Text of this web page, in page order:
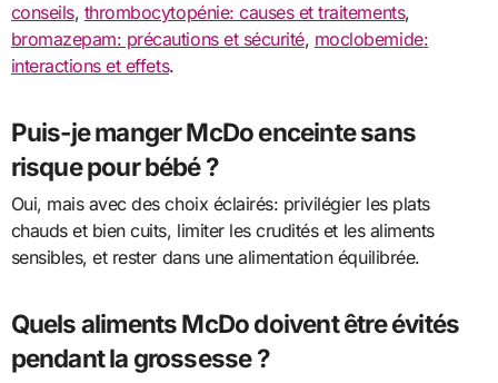
conseils, thrombocytopénie: causes et traitements,
bromazepam: précautions et sécurité, moclobemide:
interactions et effets.
Puis-je manger McDo enceinte sans
risque pour bébé ?
Oui, mais avec des choix éclairés: privilégier les plats
chauds et bien cuits, limiter les crudités et les aliments
sensibles, et rester dans une alimentation équilibrée.
Quels aliments McDo doivent être évités
pendant la grossesse ?